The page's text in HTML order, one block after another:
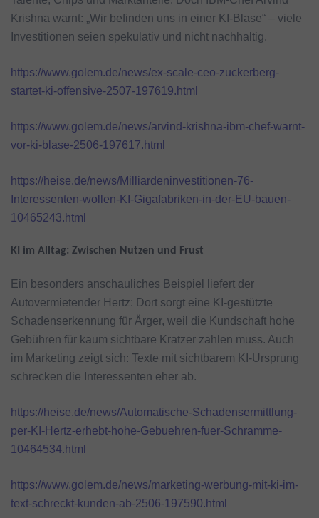
Krishna warnt: „Wir befinden uns in einer KI-Blase“ – viele
Investitionen seien spekulativ und nicht nachhaltig.
https://www.golem.de/news/ex-scale-ceo-zuckerberg-
startet-ki-offensive-2507-197619.html
https://www.golem.de/news/arvind-krishna-ibm-chef-warnt-
vor-ki-blase-2506-197617.html
https://heise.de/news/Milliardeninvestitionen-76-
Interessenten-wollen-KI-Gigafabriken-in-der-EU-bauen-
10465243.html
KI im Alltag: Zwischen Nutzen und Frust
Ein besonders anschauliches Beispiel liefert der
Autovermietender Hertz: Dort sorgt eine KI-gestützte
Schadenserkennung für Ärger, weil die Kundschaft hohe
Gebühren für kaum sichtbare Kratzer zahlen muss. Auch
im Marketing zeigt sich: Texte mit sichtbarem KI-Ursprung
schrecken die Interessenten eher ab.
https://heise.de/news/Automatische-Schadensermittlung-
per-KI-Hertz-erhebt-hohe-Gebuehren-fuer-Schramme-
10464534.html
https://www.golem.de/news/marketing-werbung-mit-ki-im-
text-schreckt-kunden-ab-2506-197590.html